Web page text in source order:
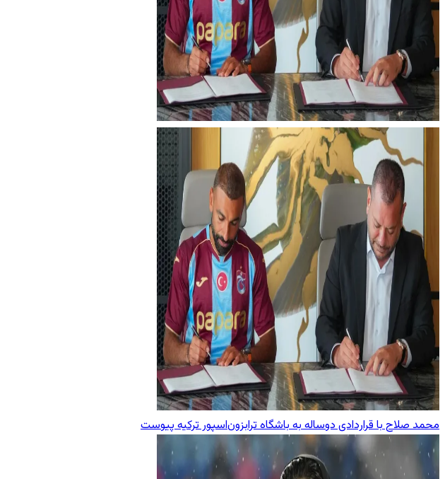
محمد صلاح با قراردادی دوساله به باشگاه ترابزون‌اسپور ترکیه پیوست